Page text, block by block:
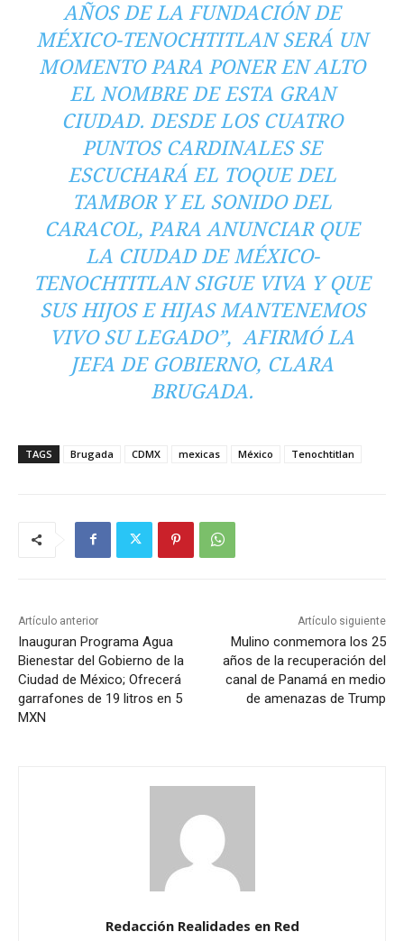
AÑOS DE LA FUNDACIÓN DE
MÉXICO-TENOCHTITLAN SERÁ UN
MOMENTO PARA PONER EN ALTO
EL NOMBRE DE ESTA GRAN
CIUDAD. DESDE LOS CUATRO
PUNTOS CARDINALES SE
ESCUCHARÁ EL TOQUE DEL
TAMBOR Y EL SONIDO DEL
CARACOL, PARA ANUNCIAR QUE
LA CIUDAD DE MÉXICO-
TENOCHTITLAN SIGUE VIVA Y QUE
SUS HIJOS E HIJAS MANTENEMOS
VIVO SU LEGADO”, AFIRMÓ LA
JEFA DE GOBIERNO, CLARA
BRUGADA.
TAGS Brugada CDMX mexicas México Tenochtitlan
Artículo anterior
Inauguran Programa Agua
Bienestar del Gobierno de la
Ciudad de México; Ofrecerá
garrafones de 19 litros en 5
MXN
Artículo siguiente
Mulino conmemora los 25
años de la recuperación del
canal de Panamá en medio
de amenazas de Trump
Redacción Realidades en Red